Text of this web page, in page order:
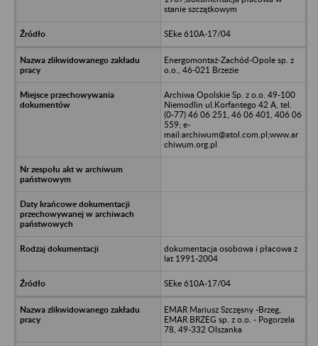
stanie szczątkowym
SEke 610A-17/04
Energomontaż-Zachód-Opole sp. z
o.o., 46-021 Brzezie
Archiwa Opolskie Sp. z o.o. 49-100
Niemodlin ul.Korfantego 42 A, tel.
(0-77) 46 06 251, 46 06 401, 406 06
559; e-
mail:archiwum@atol.com.pl;www.ar
chiwum.org.pl
dokumentacja osobowa i płacowa z
lat 1991-2004
SEke 610A-17/04
EMAR Mariusz Szczęsny -Brzeg,
EMAR BRZEG sp. z o.o. - Pogorzela
78, 49-332 Olszanka